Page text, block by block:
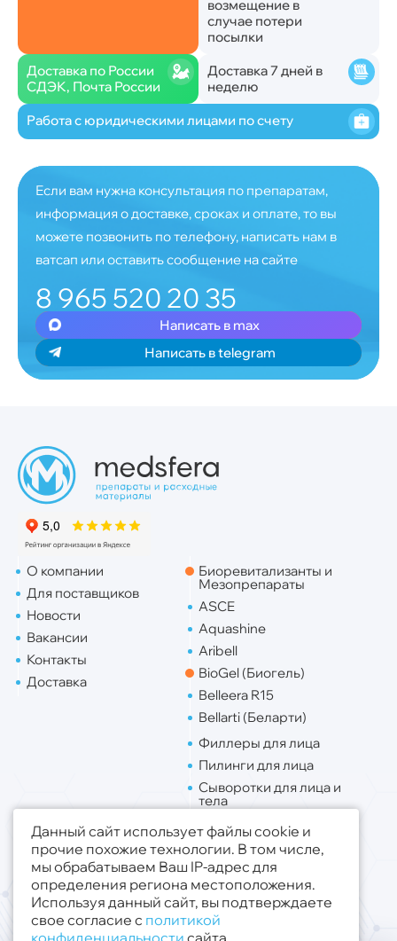
возмещение в
случае потери
посылки
Доставка по России
СДЭК, Почта России
Доставка 7 дней в
неделю
Работа с юридическими лицами по счету
Если вам нужна консультация по препаратам,
информация о доставке, сроках и оплате, то вы
можете позвонить по телефону, написать нам в
ватсап или оставить сообщение на сайте
8 965 520 20 35
Написать в max
Написать в telegram
О компании
Для поставщиков
Новости
Вакансии
Контакты
Доставка
Биоревитализанты и
Мезопрепараты
ASCE
Aquashine
Aribell
BioGel (Биогель)
Belleera R15
Bellarti (Беларти)
Филлеры для лица
Пилинги для лица
Сыворотки для лица и
тела
Липо. для лица
Липо. для тела
Публичная оферта
Политика конфиденциальности
© 2019 - 2026 ООО «Медсфера Трейд»
Все права защищены
Данный сайт использует файлы cookie и
прочие похожие технологии. В том числе,
мы обрабатываем Ваш IP-адрес для
определения региона местоположения.
Используя данный сайт, вы подтверждаете
свое согласие с политикой
конфиденциальности сайта.